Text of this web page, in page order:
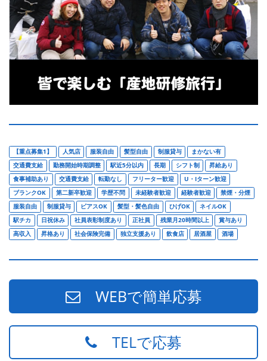
【重点募集1】 人気店 服装自由 髪型自由 制服貸与
まかない有
交通費支給
勤務開始時期調整 駅近5分以内 長期 シフト制
昇給あり
食事補助あり
交通費支給 転勤なし フリーター歓迎
U・Iターン歓迎
ブランクOK
第二新卒歓迎 学歴不問 未経験者歓迎 経験者歓迎
禁煙・分煙
服装自由
制服貸与 ピアスOK 髪型・髪色自由 ひげOK
ネイルOK
駅チカ
日祝休み 社員表彰制度あり 正社員 残業月20時間以上
賞与あり
高収入
昇格あり 社会保険完備 独立支援あり 飲食店 居酒屋 酒場
WEBで簡単応募
TELで応募